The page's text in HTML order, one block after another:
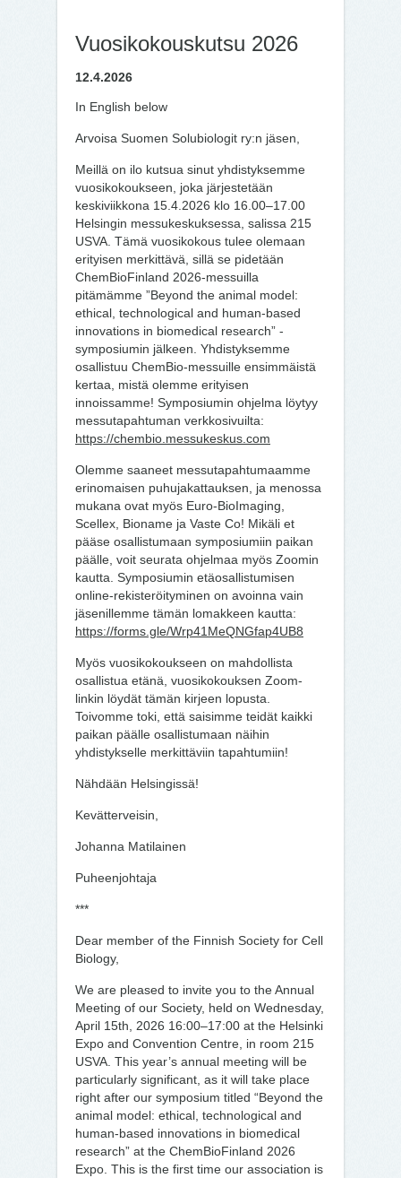
Vuosikokouskutsu 2026
12.4.2026
In English below
Arvoisa Suomen Solubiologit ry:n jäsen,
Meillä on ilo kutsua sinut yhdistyksemme
vuosikokoukseen, joka järjestetään
keskiviikkona 15.4.2026 klo 16.00–17.00
Helsingin messukeskuksessa, salissa 215
USVA. Tämä vuosikokous tulee olemaan
erityisen merkittävä, sillä se pidetään
ChemBioFinland 2026-messuilla
pitämämme ”Beyond the animal model:
ethical, technological and human-based
innovations in biomedical research” -
symposiumin jälkeen. Yhdistyksemme
osallistuu ChemBio-messuille ensimmäistä
kertaa, mistä olemme erityisen
innoissamme! Symposiumin ohjelma löytyy
messutapahtuman verkkosivuilta:
https://chembio.messukeskus.com
Olemme saaneet messutapahtumaamme
erinomaisen puhujakattauksen, ja menossa
mukana ovat myös Euro-BioImaging,
Scellex, Bioname ja Vaste Co! Mikäli et
pääse osallistumaan symposiumiin paikan
päälle, voit seurata ohjelmaa myös Zoomin
kautta. Symposiumin etäosallistumisen
online-rekisteröityminen on avoinna vain
jäsenillemme tämän lomakkeen kautta:
https://forms.gle/Wrp41MeQNGfap4UB8
Myös vuosikokoukseen on mahdollista
osallistua etänä, vuosikokouksen Zoom-
linkin löydät tämän kirjeen lopusta.
Toivomme toki, että saisimme teidät kaikki
paikan päälle osallistumaan näihin
yhdistykselle merkittäviin tapahtumiin!
Nähdään Helsingissä!
Kevätterveisin,
Johanna Matilainen
Puheenjohtaja
***
Dear member of the Finnish Society for Cell
Biology,
We are pleased to invite you to the Annual
Meeting of our Society, held on Wednesday,
April 15th, 2026 16:00–17:00 at the Helsinki
Expo and Convention Centre, in room 215
USVA. This year’s annual meeting will be
particularly significant, as it will take place
right after our symposium titled “Beyond the
animal model: ethical, technological and
human-based innovations in biomedical
research” at the ChemBioFinland 2026
Expo. This is the first time our association is